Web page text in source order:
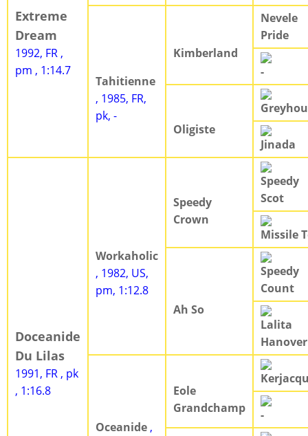
Extreme
Dream
1992, FR ,
pm , 1:14.7
Tahitienne
, 1985, FR,
pk, -
Kimberland
Nevele
Pride
-
Oligiste
Jinada
Doceanide
Du Lilas
1991, FR , pk
, 1:16.8
Workaholic
, 1982, US,
pm, 1:12.8
Speedy
Crown
Speedy
Scot
Missile
Ah So
Speedy
Count
Lalita
Hanover
Oceanide ,
Eole
Grandchamp
-